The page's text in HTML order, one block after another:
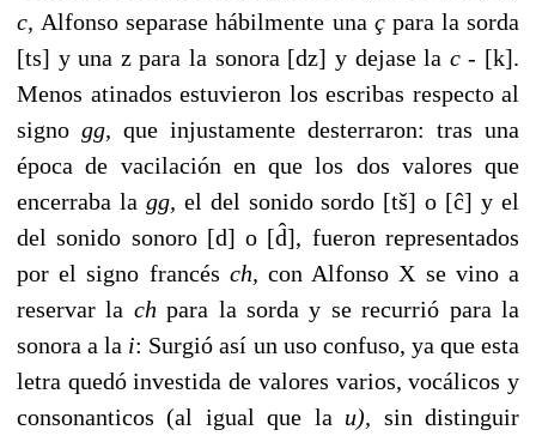
c, Alfonso separase hábilmente una ç para la sorda
[ts] y una z para la sonora [dz] y dejase la c - [k].
Menos atinados estuvieron los escribas respecto al
signo gg, que injustamente desterraron: tras una
época de vacilación en que los dos valores que
encerraba la gg, el del sonido sordo [tš] o [ĉ] y el
del sonido sonoro [d] o [d̂], fueron representados
por el signo francés ch,con Alfonso X se vino a
reservar la chpara la sorda y se recurrió para la
sonora a la i: Surgió así un uso confuso, ya que esta
letra quedó investida de valores varios, vocálicos y
consonanticos (al igual que la u), sin distinguir